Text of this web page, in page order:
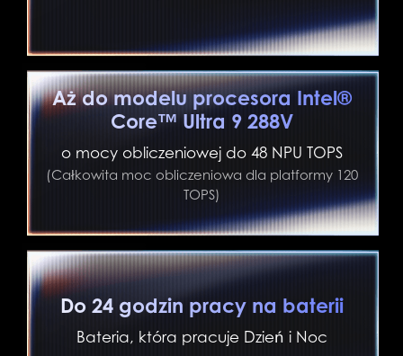
Aż do modelu procesora Intel®
Core™ Ultra 9 288V
o mocy obliczeniowej do 48 NPU TOPS
(Całkowita moc obliczeniowa dla platformy 120
TOPS)
Do 24 godzin pracy na baterii
Bateria, która pracuje Dzień i Noc